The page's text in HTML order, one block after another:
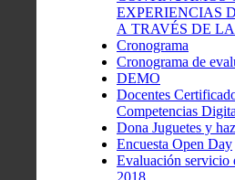
EXPERIENCIAS
A TRAVÉS DE
Cronograma
Cronograma de
DEMO
Docentes
Competencias
Dona Juguetes y
Encuesta Open Day
Evaluación servicio